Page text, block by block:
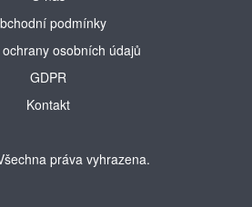
podmínky
osobních údajů
GDPR
Kontakt
práva vyhrazena.